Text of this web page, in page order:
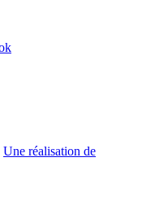
Une réalisation de